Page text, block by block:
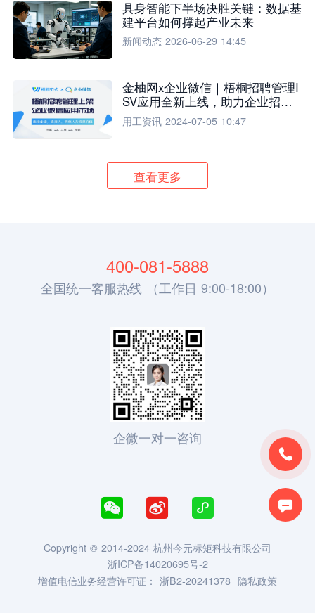
具身智能下半场决胜关键：数据基
建平台如何撑起产业未来
新闻动态 2026-06-29 14:45
金柚网x企业微信｜梧桐招聘管理I
SV应用全新上线，助力企业招聘
流程全面升级
用工资讯 2024-07-05 10:47
查看更多


400-081-5888
全国统一客服热线 （工作日 9:00-18:00）
企微一对一咨询
  
Copyright © 2014-2024 杭州今元标矩科技有限公司
浙ICP备14020695号-2
增值电信业务经营许可证： 浙B2-20241378 隐私政策